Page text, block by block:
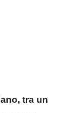
tra un